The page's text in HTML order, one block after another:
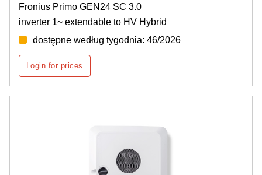
Fronius Primo GEN24 SC 3.0
inverter 1~ extendable to HV Hybrid
dostępne według tygodnia: 46/2026
Login for prices